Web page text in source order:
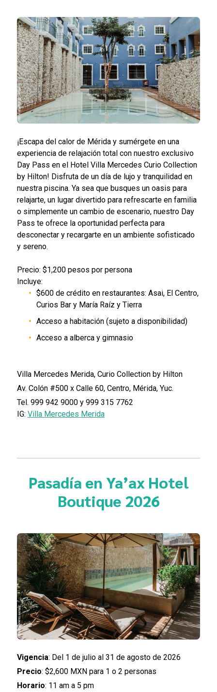
¡Escapa del calor de Mérida y sumérgete en una
experiencia de relajación total con nuestro exclusivo
Day Pass en el Hotel Villa Mercedes Curio Collection
by Hilton! Disfruta de un día de lujo y tranquilidad en
nuestra piscina. Ya sea que busques un oasis para
relajarte, un lugar divertido para refrescarte en familia
o simplemente un cambio de escenario, nuestro Day
Pass te ofrece la oportunidad perfecta para
desconectar y recargarte en un ambiente sofisticado
y sereno.
Precio: $1,200 pesos por persona
Incluye:
$600 de crédito en restaurantes: Asai, El Centro,
Curios Bar y María Raíz y Tierra
Acceso a habitación (sujeto a disponibilidad)
Acceso a alberca y gimnasio
Villa Mercedes Merida, Curio Collection by Hilton
Av. Colón #500 x Calle 60, Centro, Mérida, Yuc.
Tel. 999 942 9000 y 999 315 7762
IG: Villa Mercedes Merida
Pasadía en Ya’ax Hotel
Boutique 2026
Vigencia: Del 1 de julio al 31 de agosto de 2026
Precio: $2,600 MXN para 1 o 2 personas
Horario: 11 am a 5 pm